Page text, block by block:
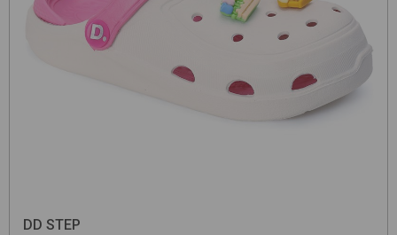
DD STEP